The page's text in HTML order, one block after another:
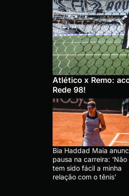
Atlético x Remo:
Rede 98!
Bia Haddad Maia
pausa na carreira: ‘Não
tem sido fácil a minha
relação com o tênis’